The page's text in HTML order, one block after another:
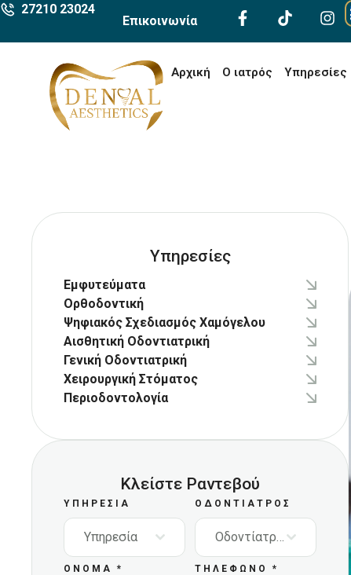
27210 23024
Επικοινωνία
Αρχική Ο ιατρός Υπηρεσίες
Υπηρεσίες
Εμφυτεύματα
Ορθοδοντική
Ψηφιακός Σχεδιασμός Χαμόγελου
Αισθητική Οδοντιατρική
Γενική Οδοντιατρική
Χειρουργική Στόματος
Περιοδοντολογία
Κλείστε Ραντεβού
ΥΠΗΡΕΣΊΑ
Υπηρεσία
ΟΔΟΝΤΊΑΤΡΟΣ
ΌΝΟΜΑ * ΤΗΛΈΦΩΝΟ*